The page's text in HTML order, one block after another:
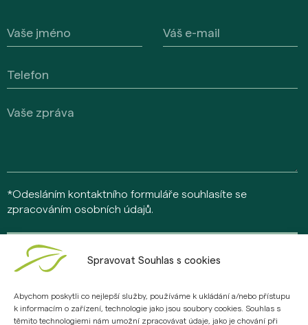
Spravovat Souhlas s cookies
Abychom poskytli co nejlepší služby, používáme k ukládání a/nebo přístupu
k informacím o zařízení, technologie jako jsou soubory cookies. Souhlas s
těmito technologiemi nám umožní zpracovávat údaje, jako je chování při
*Odesláním kontaktního formuláře souhlasíte se
zpracováním osobních údajů.
© 2026 Daramis Heights s.r.o., Jankovcova 1595/14, Praha 7 – Holešovice,
IČO: 24278998. Všechna práva vyhrazena „Kupující má právo na mimosoudní